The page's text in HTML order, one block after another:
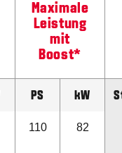
Maximale
Leistung
mit
Boost*
PS kW
110 82